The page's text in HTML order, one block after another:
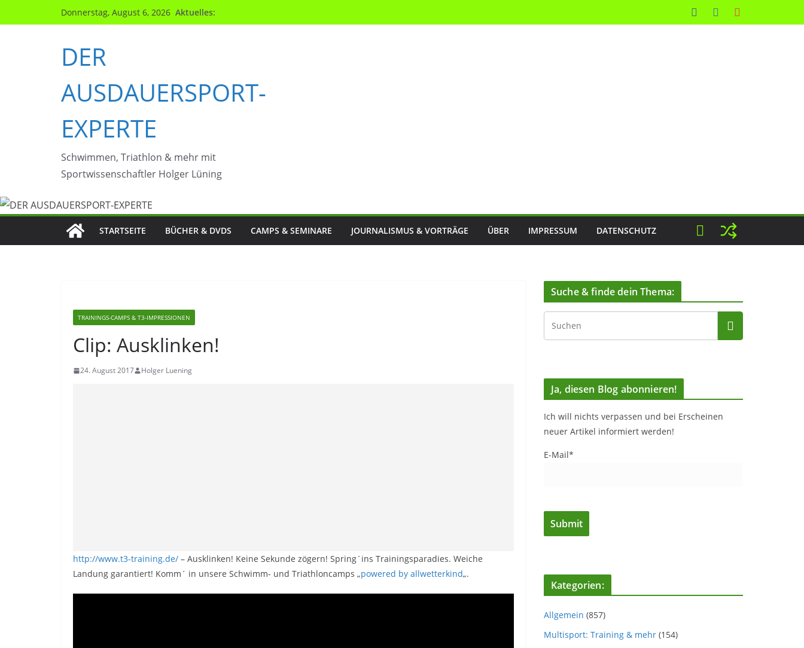
Inhalt
Donnerstag, August 6, 2026 Aktuelles:
DER
AUSDAUERSPORT-
EXPERTE
Schwimmen, Triathlon & mehr mit
Sportwissenschaftler Holger Lüning
STARTSEITE BÜCHER & DVDS CAMPS & SEMINARE JOURNALISMUS & VORTRÄGE ÜBER IMPRESSUM DATENSCHUTZ
TRAININGS-CAMPS & T3-IMPRESSIONEN
Clip: Ausklinken!
24. August 2017 Holger Luening
http://www.t3-training.de/ – Ausklinken! Keine Sekunde zögern! Spring´ins Trainingsparadies. Weiche
Landung garantiert! Komm´ in unsere Schwimm- und Triathloncamps „powered by allwetterkind„.
Suche & finde dein Thema:
Ja, diesen Blog abonnieren!
Ich will nichts verpassen und bei Erscheinen
neuer Artikel informiert werden!
E-Mail*
Kategorien:
Allgemein (857)
Multisport: Training & mehr (154)